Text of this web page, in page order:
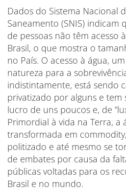
Dados do Sistema Nacional
Saneamento (SNIS) indicam
de pessoas não têm acesso
Brasil, o que mostra o
no País. O acesso à água,
natureza para a
indistintamente, está sendo
privatizado por alguns e
lucro de uns poucos e, de
Primordial à vida na Terra, a
transformada em
politizado e até mesmo se
de embates por causa da
públicas voltadas para os
Brasil e no mundo.